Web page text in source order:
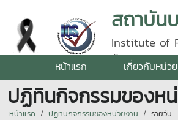
Institute of
รัตนราชสุดา
หน้าแรก เกี่ยวกับหน่ว
ปฏิทินกิจกรรมของห
หน้าแรก ปฏิทินกิจกรรมของหน่วยงาน รายวัน